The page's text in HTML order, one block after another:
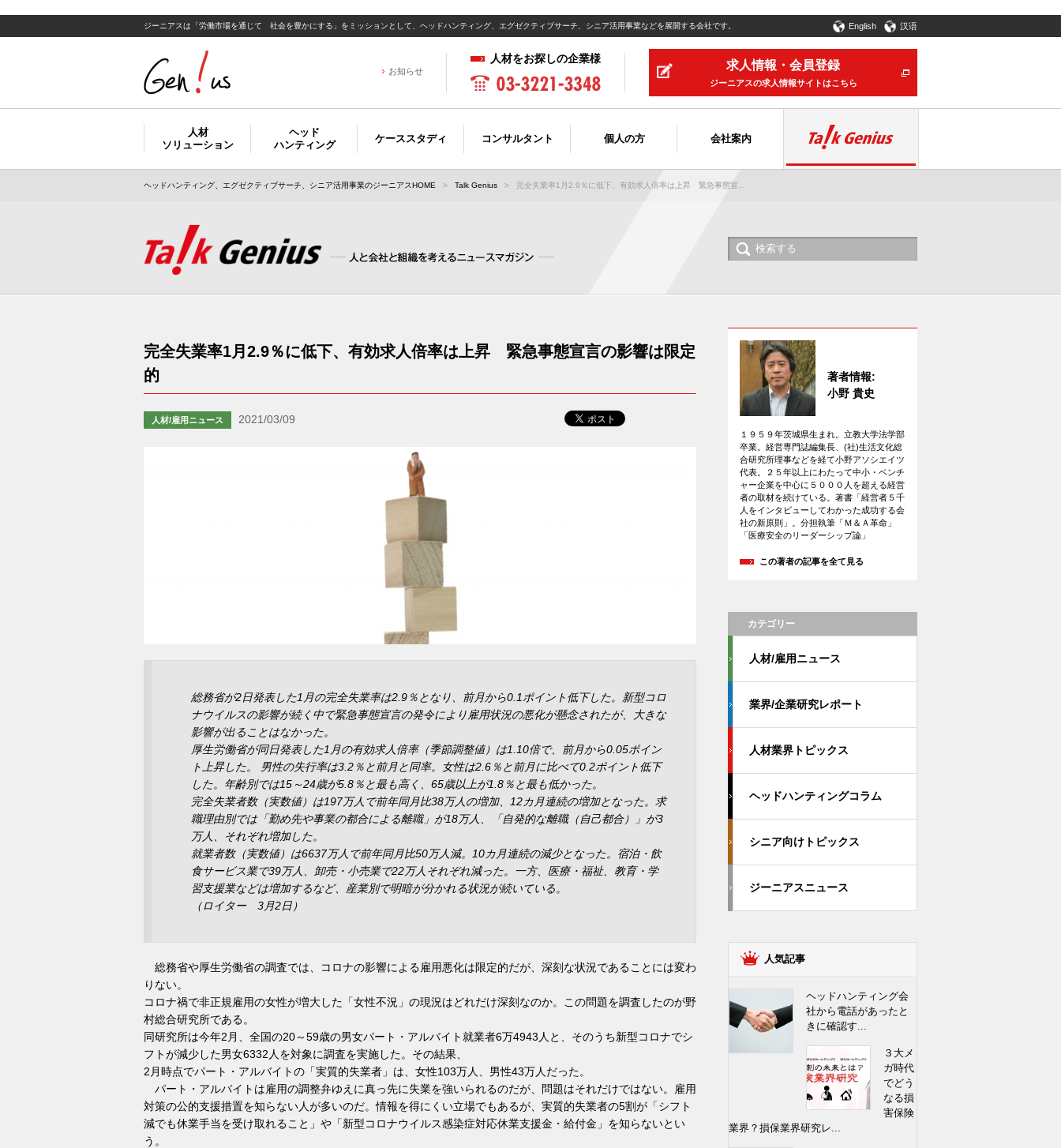
ジーニアスは「労働市場を通じて 社会を豊かにする」をミッションとして、ヘッドハンティング、エグゼクティブサーチ、シニア活用事業などを展開する会社です。
人材
ソリューション
ヘッド
ハンティング
ケーススタディ コンサルタント 個人の方 会社案内
お知らせ
English 汉语
求人情報・会員登録
ジーニアスの求人情報サイトはこちら
人材をお探しの企業様
ヘッドハンティング、エグゼクティブサーチ、シニア活用事業のジーニアスHOME Talk Genius 完全失業率1月2.9％に低下、有効求人倍率は上昇 緊急事態宣...
完全失業率1月2.9％に低下、有効求人倍率は上昇 緊急事態宣言の影響は限定
的
人材/雇用ニュース 2021/03/09
総務省が2日発表した1月の完全失業率は2.9％となり、前月から0.1ポイント低下した。新型コロ
ナウイルスの影響が続く中で緊急事態宣言の発令により雇用状況の悪化が懸念されたが、大きな
影響が出ることはなかった。
厚生労働省が同日発表した1月の有効求人倍率（季節調整値）は1.10倍で、前月から0.05ポイン
ト上昇した。 男性の失行率は3.2％と前月と同率。女性は2.6％と前月に比べて0.2ポイント低下
した。年齢別では15～24歳が5.8％と最も高く、65歳以上が1.8％と最も低かった。
完全失業者数（実数値）は197万人で前年同月比38万人の増加、12カ月連続の増加となった。求
職理由別では「勤め先や事業の都合による離職」が18万人、「自発的な離職（自己都合）」が3
万人、それぞれ増加した。
就業者数（実数値）は6637万人で前年同月比50万人減。10カ月連続の減少となった。宿泊・飲
食サービス業で39万人、卸売・小売業で22万人それぞれ減った。一方、医療・福祉、教育・学
習支援業などは増加するなど、産業別で明暗が分かれる状況が続いている。
（ロイター 3月2日）
総務省や厚生労働省の調査では、コロナの影響による雇用悪化は限定的だが、深刻な状況であることには変わ
りない。
コロナ禍で非正規雇用の女性が増大した「女性不況」の現況はどれだけ深刻なのか。この問題を調査したのが野
村総合研究所である。
同研究所は今年2月、全国の20～59歳の男女パート・アルバイト就業者6万4943人と、そのうち新型コロナでシ
フトが減少した男女6332人を対象に調査を実施した。その結果、
2月時点でパート・アルバイトの「実質的失業者」は、女性103万人、男性43万人だった。
パート・アルバイトは雇用の調整弁ゆえに真っ先に失業を強いられるのだが、問題はそれだけではない。雇用
対策の公的支援措置を知らない人が多いのだ。情報を得にくい立場でもあるが、実質的失業者の5割が「シフト
減でも休業手当を受け取れること」や「新型コロナウイルス感染症対応休業支援金・給付金」を知らないとい
う。
著者情報:
小野 貴史
１９５９年茨城県生まれ。立教大学法学部
卒業。経営専門誌編集長、(社)生活文化総
合研究所理事などを経て小野アソシエイツ
代表。２５年以上にわたって中小・ベンチ
ャー企業を中心に５０００人を超える経営
者の取材を続けている。著書「経営者５千
人をインタビューしてわかった成功する会
社の新原則」。分担執筆「Ｍ＆Ａ革命」
「医療安全のリーダーシップ論」
この著者の記事を全て見る
カテゴリー
人材/雇用ニュース
業界/企業研究レポート
人材業界トピックス
ヘッドハンティングコラム
シニア向けトピックス
ジーニアスニュース
人気記事
ヘッドハンティング会
社から電話があったと
きに確認す...
３大メ
ガ時代
でどう
なる損
害保険
業界？損保業界研究レ...